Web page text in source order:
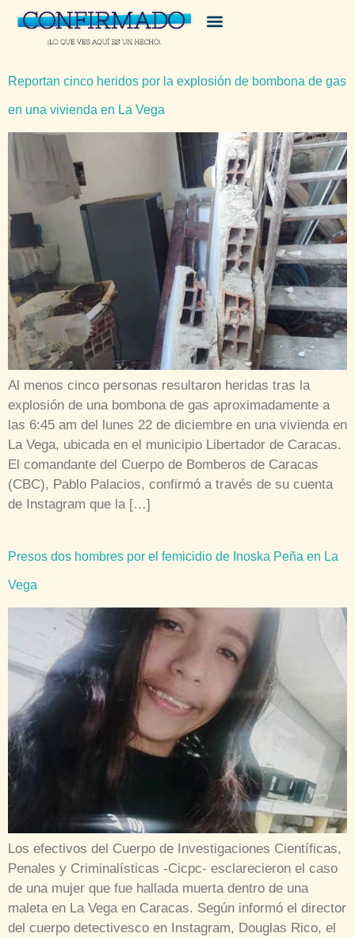
Reportan cinco heridos por la explosión de bombona de gas
en una vivienda en La Vega
Al menos cinco personas resultaron heridas tras la
explosión de una bombona de gas aproximadamente a
las 6:45 am del lunes 22 de diciembre en una vivienda en
La Vega, ubicada en el municipio Libertador de Caracas.
El comandante del Cuerpo de Bomberos de Caracas
(CBC), Pablo Palacios, confirmó a través de su cuenta
de Instagram que la […]
Presos dos hombres por el femicidio de Inoska Peña en La
Vega
Los efectivos del Cuerpo de Investigaciones Científicas,
Penales y Criminalísticas -Cicpc- esclarecieron el caso
de una mujer que fue hallada muerta dentro de una
maleta en La Vega en Caracas. Según informó el director
del cuerpo detectivesco en Instagram, Douglas Rico, el